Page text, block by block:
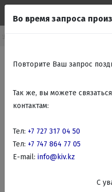
духовые шкафы
Во время запроса
Повторите Ваш запрос
Так же, вы можете
контактам:
Тел: +7 727 317 04 50
Тел: +7 747 864 77 05
E-mail: info@kiv.kz
C